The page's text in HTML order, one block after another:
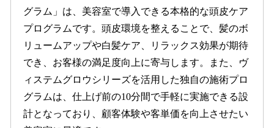
グラム」は、美容室で導入できる本格的な頭皮ケア
プログラムです。頭皮環境を整えることで、髪のボ
リュームアップや白髪ケア、リラックス効果が期待
でき、お客様の満足度向上に寄与します。また、ヴ
ィステムグロウシリーズを活用した独自の施術プロ
グラムは、仕上げ前の10分間で手軽に実施できる設
計となっており、顧客体験や客単価を向上させたい